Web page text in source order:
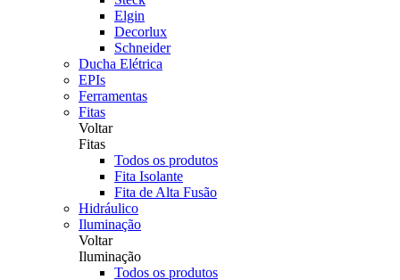
Elgin
Decorlux
Schneider
Ducha Elétrica
EPIs
Ferramentas
Fitas
Voltar
Fitas
Todos os produtos
Fita Isolante
Fita de Alta Fusão
Hidráulico
Iluminação
Voltar
Iluminação
Todos os produtos